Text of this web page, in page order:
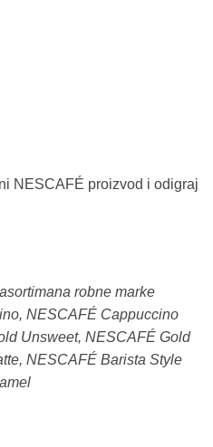
NESCAFÉ proizvod i odigraj
robne marke
NESCAFÉ Cappuccino
Unsweet, NESCAFÉ Gold
NESCAFÉ Barista Style